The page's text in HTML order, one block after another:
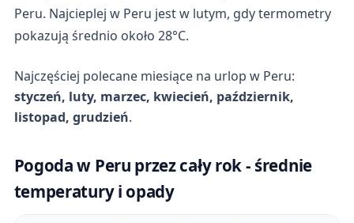
Peru. Najcieplej w Peru jest w lutym, gdy termometry
pokazują średnio około 28°C.
Najczęściej polecane miesiące na urlop w Peru:
styczeń, luty, marzec, kwiecień, październik,
listopad, grudzień.
Pogoda w Peru przez cały rok - średnie
temperatury i opady